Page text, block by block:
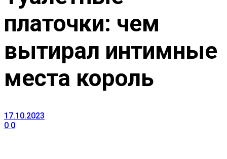
платочки: чем
вытирал интимные
места король
17.10.2023
0 0